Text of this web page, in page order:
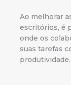
Ao melhorar
escritórios, é
onde os
suas tarefas
produtividade.